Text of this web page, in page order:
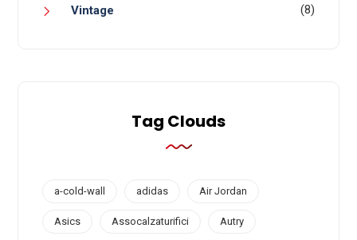
Vintage (8)
Tag Clouds
a-cold-wall adidas Air Jordan
Asics Assocalzaturifici Autry